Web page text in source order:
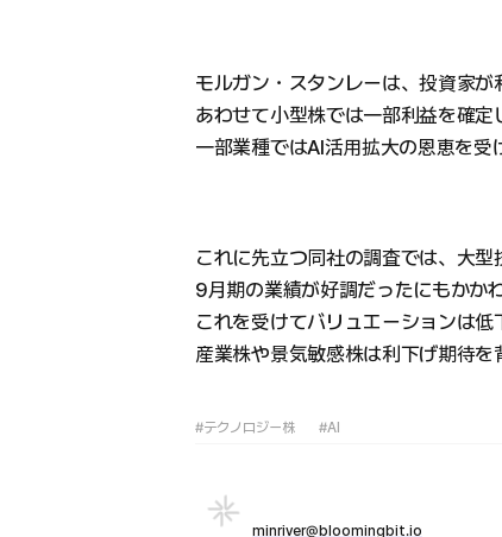
モルガン・スタンレーは、投資家が
あわせて小型株では一部利益を確定
一部業種ではAI活用拡大の恩恵を受
これに先立つ同社の調査では、大型
9月期の業績が好調だったにもかか
これを受けてバリュエーションは低
産業株や景気敏感株は利下げ期待を
#テクノロジー株 #AI
minriver@bloomingbit.io